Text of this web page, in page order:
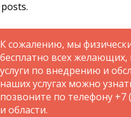
К сожалению, мы
бесплатно всех
услуги по внедрению и
наших услугах можно
позвоните по телефону
и области.